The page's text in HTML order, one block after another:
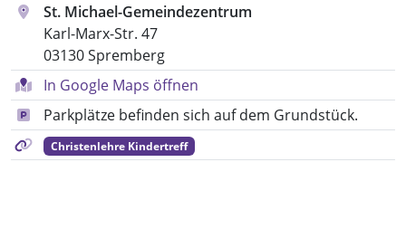
St. Michael-Gemeindezentrum
Karl-Marx-Str. 47
03130 Spremberg
In Google Maps öffnen
Parkplätze befinden sich auf dem Grundstück.
Christenlehre Kindertreff